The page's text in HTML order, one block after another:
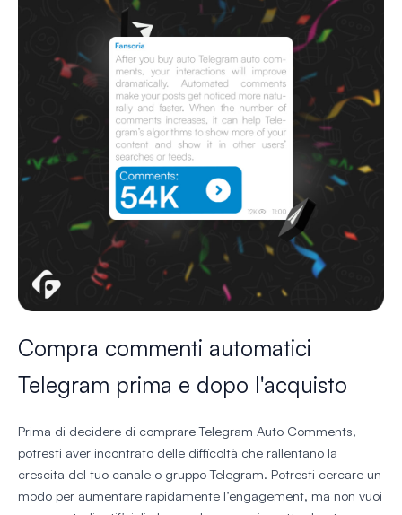
Compra commenti automatici
Telegram prima e dopo l'acquisto
Prima di decidere di comprare Telegram Auto Comments,
potresti aver incontrato delle difficoltà che rallentano la
crescita del tuo canale o gruppo Telegram. Potresti cercare un
modo per aumentare rapidamente l’engagement, ma non vuoi